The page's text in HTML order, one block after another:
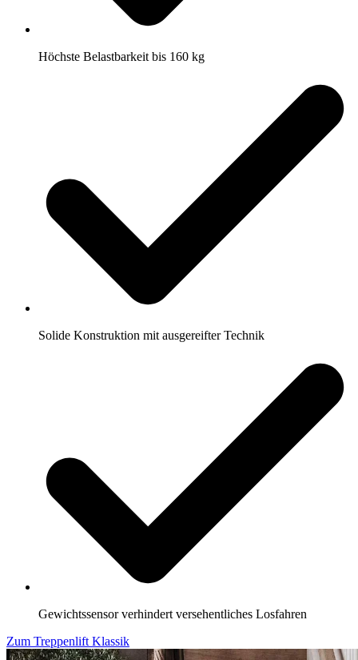
Höchste Belastbarkeit bis 160 kg
Solide Konstruktion mit ausgereifter Technik
Gewichtssensor verhindert versehentliches Losfahren
Zum Treppenlift Klassik